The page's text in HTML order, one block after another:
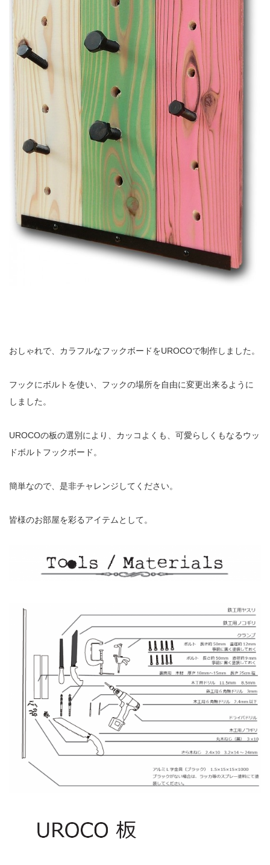
おしゃれで、カラフルなフックボードをUROCOで制作しました。
フックにボルトを使い、フックの場所を自由に変更出来るように
しました。
UROCOの板の選別により、カッコよくも、可愛らしくもなるウッ
ドボルトフックボード。
簡単なので、是非チャレンジしてください。
皆様のお部屋を彩るアイテムとして。